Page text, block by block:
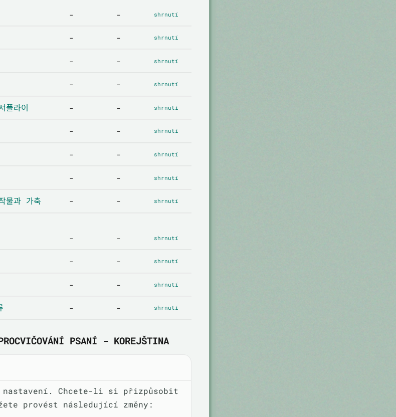
- - shrnutí
- - shrnutí
- - shrnutí
- - shrnutí
라이 - - shrnutí
- - shrnutí
- - shrnutí
- - shrnutí
과 가축 - - shrnutí
- - shrnutí
- - shrnutí
- - shrnutí
- - shrnutí
PSANÍ - KOREJŠTINA
Chcete-li si přizpůsobit
provést následující změny: